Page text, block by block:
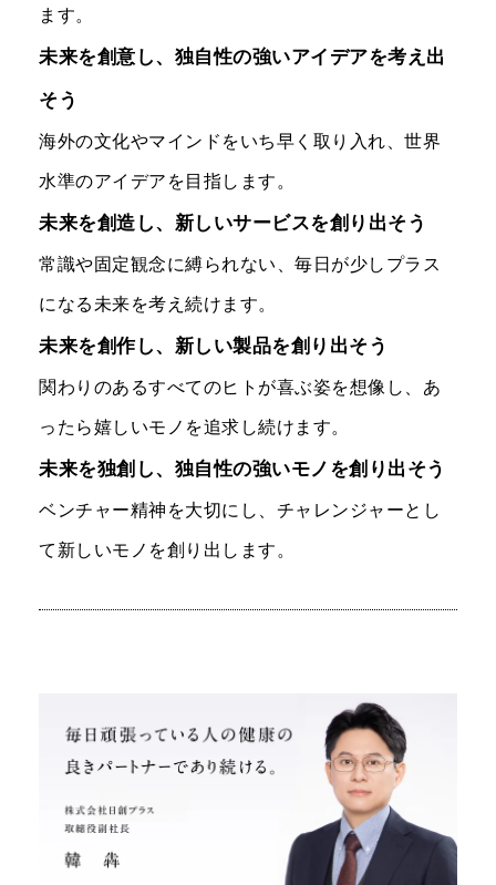
ます。
未来を創意し、独自性の強いアイデアを考え出
そう
海外の文化やマインドをいち早く取り入れ、世界
水準のアイデアを目指します。
未来を創造し、新しいサービスを創り出そう
常識や固定観念に縛られない、毎日が少しプラス
になる未来を考え続けます。
未来を創作し、新しい製品を創り出そう
関わりのあるすべてのヒトが喜ぶ姿を想像し、あ
ったら嬉しいモノを追求し続けます。
未来を独創し、独自性の強いモノを創り出そう
ベンチャー精神を大切にし、チャレンジャーとし
て新しいモノを創り出します。